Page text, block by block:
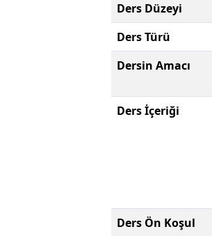
Ders Düzeyi
Ders Türü
Dersin Amacı
Ders İçeriği
Ders Ön Koşul